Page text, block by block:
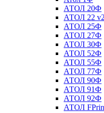
АТОЛ 20Ф
АТОЛ 22
АТОЛ 25Ф
АТОЛ 27Ф
АТОЛ 30Ф
АТОЛ 52Ф
АТОЛ 55Ф
АТОЛ 77Ф
АТОЛ 90Ф
АТОЛ 91Ф
АТОЛ 92Ф
АТОЛ